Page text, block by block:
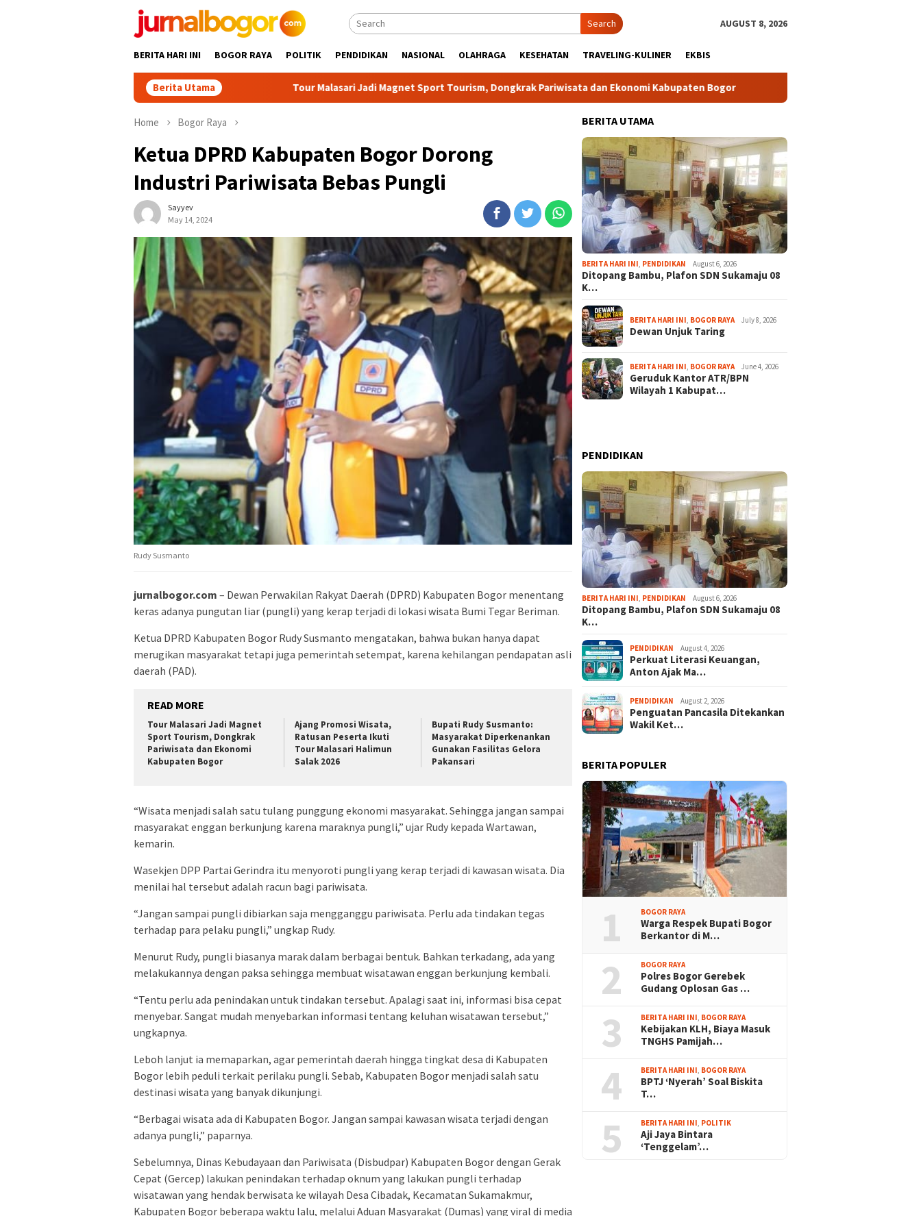
Search AUGUST 8, 2026
BERITA HARI INI BOGOR RAYA POLITIK PENDIDIKAN NASIONAL OLAHRAGA KESEHATAN TRAVELING-KULINER EKBIS
Berita UtamaTour Malasari Jadi Magnet Sport Tourism, Dongkrak Pariwisata dan Ekonomi Kabupaten Bogor Tour Malasari Halimun Salak Kian Diminati,
Home Bogor Raya
Ketua DPRD Kabupaten Bogor Dorong
Industri Pariwisata Bebas Pungli
Sayyev
May 14, 2024
Rudy Susmanto
jurnalbogor.com – Dewan Perwakilan Rakyat Daerah (DPRD) Kabupaten Bogor menentang
keras adanya pungutan liar (pungli) yang kerap terjadi di lokasi wisata Bumi Tegar Beriman.
Ketua DPRD Kabupaten Bogor Rudy Susmanto mengatakan, bahwa bukan hanya dapat
merugikan masyarakat tetapi juga pemerintah setempat, karena kehilangan pendapatan asli
daerah (PAD).
READ MORE
Tour Malasari Jadi Magnet
Sport Tourism, Dongkrak
Pariwisata dan Ekonomi
Kabupaten Bogor
Ajang Promosi Wisata,
Ratusan Peserta Ikuti
Tour Malasari Halimun
Salak 2026
Bupati Rudy Susmanto:
Masyarakat Diperkenankan
Gunakan Fasilitas Gelora
Pakansari
“Wisata menjadi salah satu tulang punggung ekonomi masyarakat. Sehingga jangan sampai
masyarakat enggan berkunjung karena maraknya pungli,” ujar Rudy kepada Wartawan,
kemarin.
Wasekjen DPP Partai Gerindra itu menyoroti pungli yang kerap terjadi di kawasan wisata. Dia
menilai hal tersebut adalah racun bagi pariwisata.
“Jangan sampai pungli dibiarkan saja mengganggu pariwisata. Perlu ada tindakan tegas
terhadap para pelaku pungli,” ungkap Rudy.
Menurut Rudy, pungli biasanya marak dalam berbagai bentuk. Bahkan terkadang, ada yang
melakukannya dengan paksa sehingga membuat wisatawan enggan berkunjung kembali.
“Tentu perlu ada penindakan untuk tindakan tersebut. Apalagi saat ini, informasi bisa cepat
menyebar. Sangat mudah menyebarkan informasi tentang keluhan wisatawan tersebut,”
ungkapnya.
Leboh lanjut ia memaparkan, agar pemerintah daerah hingga tingkat desa di Kabupaten
Bogor lebih peduli terkait perilaku pungli. Sebab, Kabupaten Bogor menjadi salah satu
destinasi wisata yang banyak dikunjungi.
“Berbagai wisata ada di Kabupaten Bogor. Jangan sampai kawasan wisata terjadi dengan
adanya pungli,” paparnya.
Sebelumnya, Dinas Kebudayaan dan Pariwisata (Disbudpar) Kabupaten Bogor dengan Gerak
Cepat (Gercep) lakukan penindakan terhadap oknum yang lakukan pungli terhadap
wisatawan yang hendak berwisata ke wilayah Desa Cibadak, Kecamatan Sukamakmur,
Kabupaten Bogor beberapa waktu lalu, melalui Aduan Masyarakat (Dumas) yang viral di media
BERITA UTAMA
BERITA HARI INI PENDIDIKAN August 6, 2026
Ditopang Bambu, Plafon SDN Sukamaju 08
K…
BERITA HARI INI BOGOR RAYA July 8, 2026
Dewan Unjuk Taring
BERITA HARI INI BOGOR RAYA June 4, 2026
Geruduk Kantor ATR/BPN
Wilayah 1 Kabupat…
PENDIDIKAN
BERITA HARI INI PENDIDIKAN August 6, 2026
Ditopang Bambu, Plafon SDN Sukamaju 08
K…
PENDIDIKAN August 4, 2026
Perkuat Literasi Keuangan,
Anton Ajak Ma…
PENDIDIKAN August 2, 2026
Penguatan Pancasila Ditekankan
Wakil Ket…
BERITA POPULER
1 BOGOR RAYA
Warga Respek Bupati Bogor
Berkantor di M…
2 BOGOR RAYA
Polres Bogor Gerebek
Gudang Oplosan Gas …
3 BERITA HARI INI, BOGOR RAYA
Kebijakan KLH, Biaya Masuk
TNGHS Pamijah…
4 BERITA HARI INI, BOGOR RAYA
BPTJ ‘Nyerah’ Soal Biskita
T…
5 BERITA HARI INI, POLITIK
Aji Jaya Bintara
‘Tenggelam’…